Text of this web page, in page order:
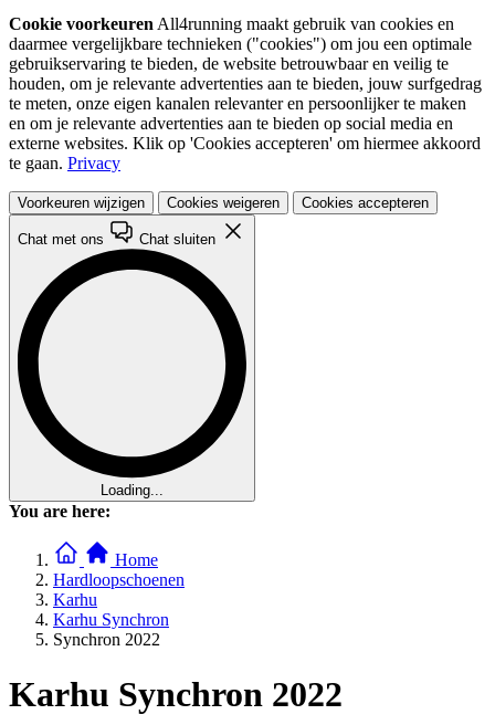
Cookie voorkeuren All4running maakt gebruik van cookies en
daarmee vergelijkbare technieken ("cookies") om jou een optimale
gebruikservaring te bieden, de website betrouwbaar en veilig te
houden, om je relevante advertenties aan te bieden, jouw surfgedrag
te meten, onze eigen kanalen relevanter en persoonlijker te maken
en om je relevante advertenties aan te bieden op social media en
externe websites. Klik op 'Cookies accepteren' om hiermee akkoord
te gaan. Privacy
Voorkeuren wijzigen Cookies weigeren Cookies accepteren
Chat met ons Chat sluiten
Loading...
You are here:
Home
Hardloopschoenen
Karhu
Karhu Synchron
Synchron 2022
Karhu Synchron 2022